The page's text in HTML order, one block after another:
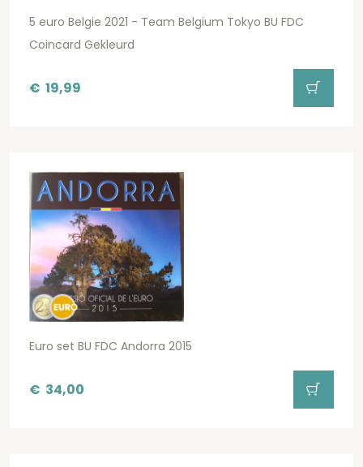
5 euro Belgie 2021 - Team Belgium Tokyo BU FDC
Coincard Gekleurd
€ 19,99
Euro set BU FDC Andorra 2015
€ 34,00